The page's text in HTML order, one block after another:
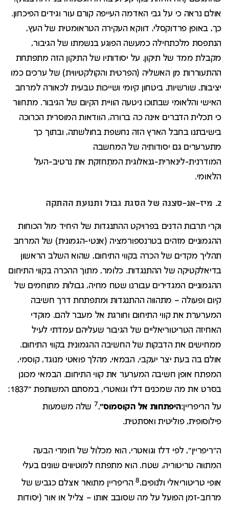
אולם נראה כי על גבי האדמה העייפה קורם עור וגידים הפיכחון.
כך, באופן פרדוקסלי, דווקא העקירה הטראומטית של העץ,
הנתפסת מלכתחילה כמעשה הפוגע בנשמתו של הגיבור,
מקבלת ממד של תיקון. על יסודותיו של התיקון הזה מתפתחת
ההתעוררות מן האשליה (הפרטית והקולקטיווית) של ערכים כמו
יציבות, שורשיות, ביטחון קיומי ושייכות טבעית לכאורה למרחב
האישי והלאומי שבתוכו ניטעה הוויית הקיום של הגיבור. מתחוור
כי תכלית הדברים אינה כה ברורה, הוודאות המוסרית הכרוכה
בישיבתנו בחבל הארץ הזה נחשפת בחולשתה, ובתוך כך
מתערערים גם יסודותיה של המחשבה
המודרנית-לינארית-גנאלוגית המתַחזקת את נרטיב-העל
הלאומי.
2. מיז-אנ-סצנה של הסגת גבול ותנועת ההתקה
וקרי תרבות הדנים בפרויקט ההתנגדות של היחיד מול הכוחות
ההגמוניים מזהים בטרנספורמציה (אנטי-הגמונית) של המרחב
תהליך מקדים של הכרה בקווי התיחום, שהוא השלב הראשון
בדיאלקטיקה של ההתנגדות. כלומר, מתוך ההכרה בקווי התיחום
ההגמוניים המגדירים עבורנו שטח מחיה, גבולות מתוחמים של
קיום ופעולה – מתהווה ההתנגדות ומתפתחת דרך חשיבה
המערערת את קווי התיחום וחורגת אל מעבר להם. מוקדי
האחיזה הטריטוריאליים של הגיבור שעליהם עמדתי לעיל
ממחישים את הדבקות של החשיבה ההגמונית בקווי התיחום.
אולם בה בעת יצר יעקבי, הבמאי, מהלך פואטי מנוגד, קוסמי,
המפתח אופן חשיבה המערער את קווי התיחום. הבמאי מכונן
בסרט את מה שמכנים דלז וגואטרי, במסתם המשותפת "1837:
על הריפריין:היפתחות אל הקוסמוס",
7 שלה משמעות
פילוסופית, פוליטית ואסתטית.
ה"רִיפריין", לפי דלז וגואטרי, הוא מכלול של חומרי הבעה
המתווה טריטוריה, שטח. הוא מתפתח למוטיווים שונים בעלי
אופי טריטוריאלי ולנופים.8הריפריין מתואר אצלם כגביש של
מרחב-זמן הפועל על מה שסובב אותו – צליל או אור (יסודות